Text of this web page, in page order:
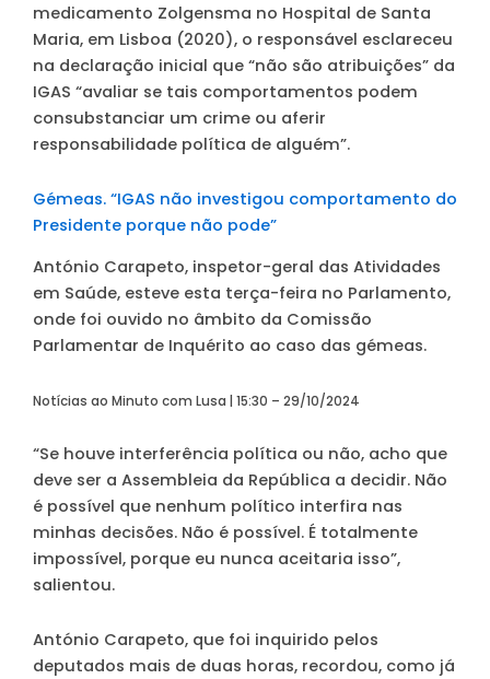
medicamento Zolgensma no Hospital de Santa
Maria, em Lisboa (2020), o responsável esclareceu
na declaração inicial que “não são atribuições” da
IGAS “avaliar se tais comportamentos podem
consubstanciar um crime ou aferir
responsabilidade política de alguém”.
Gémeas. “IGAS não investigou comportamento do
Presidente porque não pode”
António Carapeto, inspetor-geral das Atividades
em Saúde, esteve esta terça-feira no Parlamento,
onde foi ouvido no âmbito da Comissão
Parlamentar de Inquérito ao caso das gémeas.
Notícias ao Minuto com Lusa | 15:30 – 29/10/2024
“Se houve interferência política ou não, acho que
deve ser a Assembleia da República a decidir. Não
é possível que nenhum político interfira nas
minhas decisões. Não é possível. É totalmente
impossível, porque eu nunca aceitaria isso”,
salientou.
António Carapeto, que foi inquirido pelos
deputados mais de duas horas, recordou, como já